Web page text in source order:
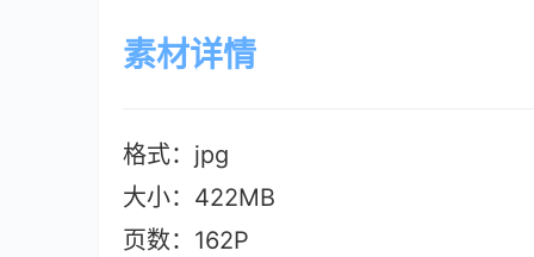
素材详情
格式：jpg
大小：422MB
页数：162P